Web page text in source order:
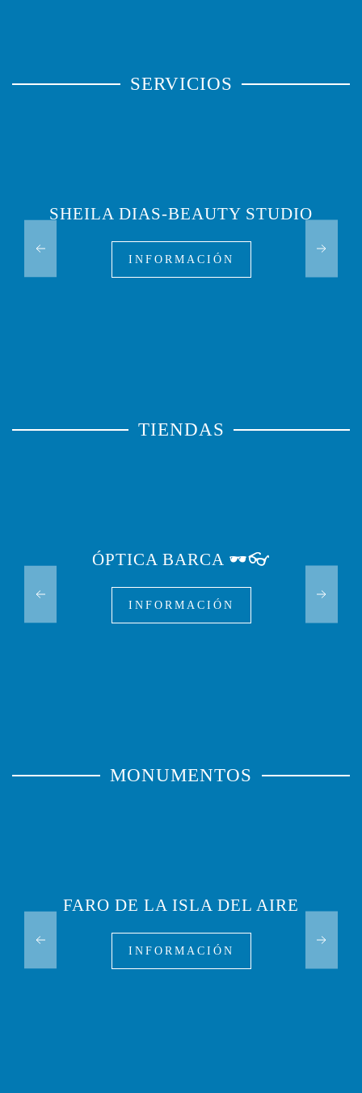
SERVICIOS
SHEILA DIAS-BEAUTY STUDIO
INFORMACIÓN
TIENDAS
ÓPTICA BARCA 🕶️👓
INFORMACIÓN
MONUMENTOS
FARO DE LA ISLA DEL AIRE
INFORMACIÓN